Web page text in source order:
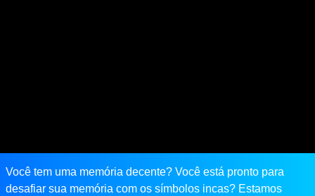
Você tem uma memória decente? Você está pronto para
desafiar sua memória com os símbolos incas? Estamos